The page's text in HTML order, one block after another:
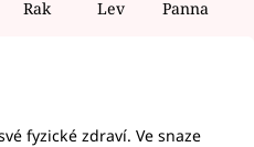
Rak Lev Panna
fyzické zdraví. Ve snaze